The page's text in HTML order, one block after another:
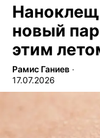
новый
этим
Рамис Ганиев ∙
17.07.2026